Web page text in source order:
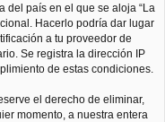
del país en el que se aloja “La
Hacerlo podría dar lugar
a tu proveedor de
Se registra la dirección IP
de estas condiciones.
el derecho de eliminar,
momento, a nuestra entera